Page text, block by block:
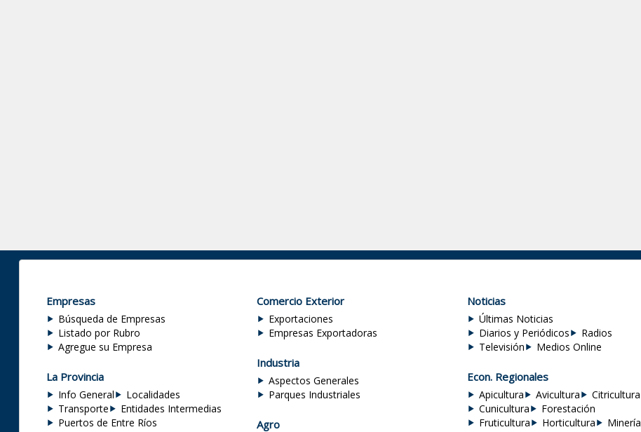
Empresas
Búsqueda de Empresas
Listado por Rubro
Agregue su Empresa
La Provincia
Info General
Localidades
Transporte
Entidades Intermedias
Puertos de Entre Ríos
Comercio Exterior
Exportaciones
Empresas Exportadoras
Industria
Aspectos Generales
Parques Industriales
Agro
Noticias
Últimas Noticias
Diarios y Periódicos
Radios
Televisión
Medios Online
Econ. Regionales
Apicultura Avicultura
Citricultura
Cunicultura
Forestación
Fruticultura
Horticultura
Minería